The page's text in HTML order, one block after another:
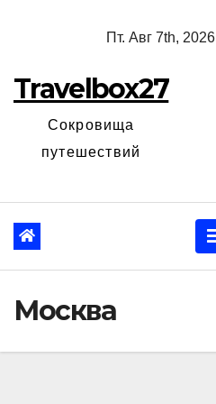
Пт. Авг 7th, 2026
Travelbox27
Сокровища
путешествий
Москва